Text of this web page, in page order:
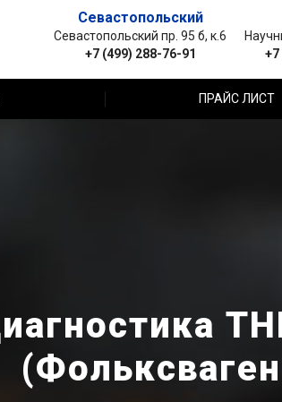
Севастопольский
Севастопольский пр. 95 б, к.6
+7 (499) 288-76-91
ПРАЙС ЛИСТ